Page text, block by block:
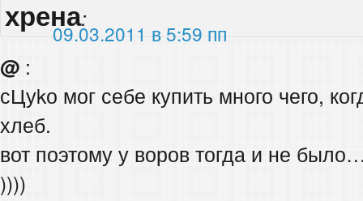
хрена:
09.03.2011 в 5:59 пп
@ :
сЦуkо мог себе купить много чего,
хлеб.
вот поэтому у воров тогда и не
))))